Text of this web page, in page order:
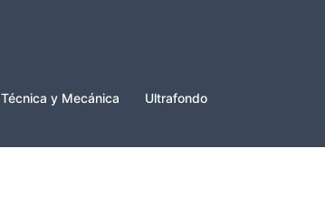
Técnica y Mecánica
Ultrafondo